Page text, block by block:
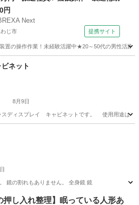
円
Next
じ市 提携サイト
置の操作作業！未経験活躍中★20～50代の男性活
ャビネット
8月9日
スディスプレイ キャビネットです。 使用用途はフ
鏡の割れもありません。 全身鏡 鏡
ミラー/鏡 ありません
押し入れ整理】眠っている人形あ